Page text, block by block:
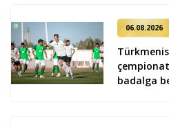
06.08.2026
badalga